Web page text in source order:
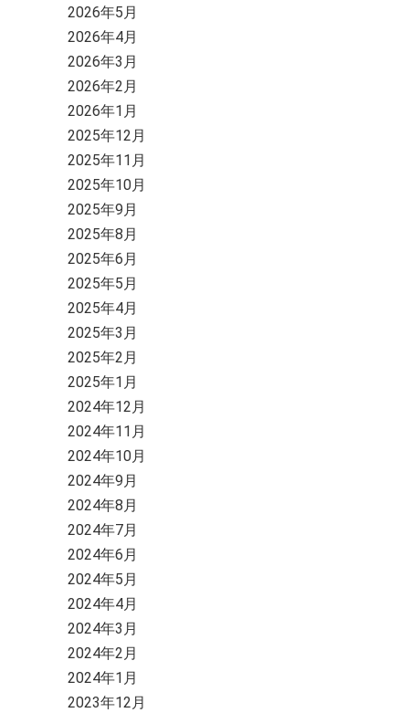
2026年5月
2026年4月
2026年3月
2026年2月
2026年1月
2025年12月
2025年11月
2025年10月
2025年9月
2025年8月
2025年6月
2025年5月
2025年4月
2025年3月
2025年2月
2025年1月
2024年12月
2024年11月
2024年10月
2024年9月
2024年8月
2024年7月
2024年6月
2024年5月
2024年4月
2024年3月
2024年2月
2024年1月
2023年12月